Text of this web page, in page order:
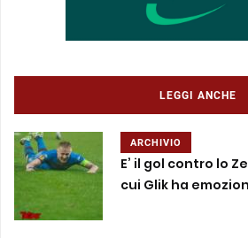
LEGGI ANCHE
ARCHIVIO
E’ il gol contro lo
cui Glik ha